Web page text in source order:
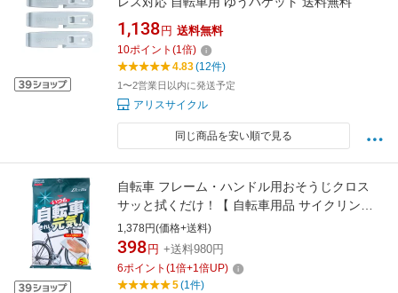
1,138 円 送料無料
10ポイント (1倍)
4.83(12件)
1〜2営業日以内に発送予定
アリスサイクル
同じ商品を安い順で見る
自転車 フレーム・ハンドル用おそうじクロス
サッと拭くだけ！【 自転車用品 サイクリング
掃除 クロス フレーム ハンドル WAX (ワックス)
効果 ボディー用 クリーナー すっきりシリーズ
通販 プレステージ 楽天 】【RCP】
【02P01Oct16】
1,378円(価格+送料)
398 円 +送料980円
6ポイント (1倍+1倍UP)
5(1件)